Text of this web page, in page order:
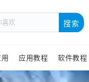
搜索
应用教程 软件教程